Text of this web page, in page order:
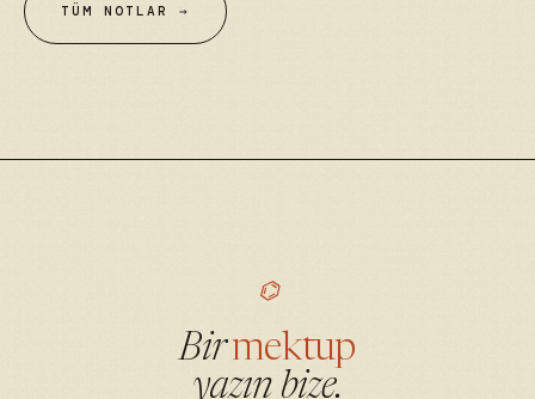
TÜM NOTLAR →
⌬
Birmektup
yazın bize.